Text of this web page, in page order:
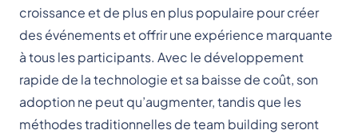
croissance et de plus en plus populaire pour créer
des événements et offrir une expérience marquante
à tous les participants. Avec le développement
rapide de la technologie et sa baisse de coût, son
adoption ne peut qu’augmenter, tandis que les
méthodes traditionnelles de team building seront